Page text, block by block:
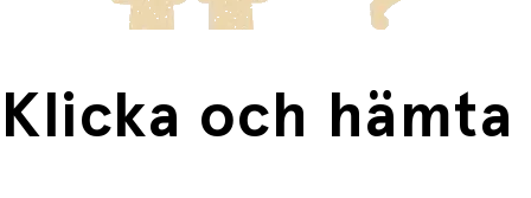
Klicka och hämta